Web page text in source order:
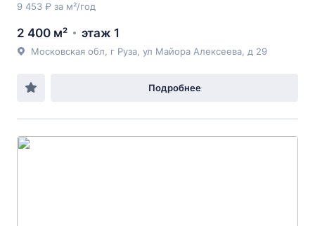
9 453 ₽ за м²/год
2 400 м² этаж 1
Московская обл, г Руза, ул Майора Алексеева, д 29
Подробнее